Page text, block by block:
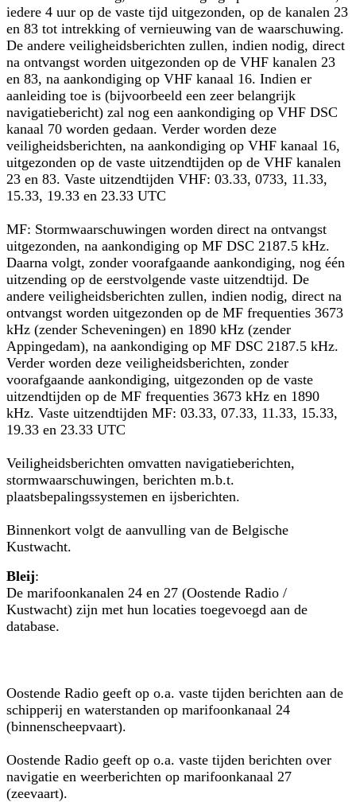
iedere 4 uur op de vaste tijd uitgezonden, op de kanalen 23
en 83 tot intrekking of vernieuwing van de waarschuwing.
De andere veiligheidsberichten zullen, indien nodig, direct
na ontvangst worden uitgezonden op de VHF kanalen 23
en 83, na aankondiging op VHF kanaal 16. Indien er
aanleiding toe is (bijvoorbeeld een zeer belangrijk
navigatiebericht) zal nog een aankondiging op VHF DSC
kanaal 70 worden gedaan. Verder worden deze
veiligheidsberichten, na aankondiging op VHF kanaal 16,
uitgezonden op de vaste uitzendtijden op de VHF kanalen
23 en 83. Vaste uitzendtijden VHF: 03.33, 0733, 11.33,
15.33, 19.33 en 23.33 UTC
MF: Stormwaarschuwingen worden direct na ontvangst
uitgezonden, na aankondiging op MF DSC 2187.5 kHz.
Daarna volgt, zonder voorafgaande aankondiging, nog één
uitzending op de eerstvolgende vaste uitzendtijd. De
andere veiligheidsberichten zullen, indien nodig, direct na
ontvangst worden uitgezonden op de MF frequenties 3673
kHz (zender Scheveningen) en 1890 kHz (zender
Appingedam), na aankondiging op MF DSC 2187.5 kHz.
Verder worden deze veiligheidsberichten, zonder
voorafgaande aankondiging, uitgezonden op de vaste
uitzendtijden op de MF frequenties 3673 kHz en 1890
kHz. Vaste uitzendtijden MF: 03.33, 07.33, 11.33, 15.33,
19.33 en 23.33 UTC
Veiligheidsberichten omvatten navigatieberichten,
stormwaarschuwingen, berichten m.b.t.
plaatsbepalingssystemen en ijsberichten.
Binnenkort volgt de aanvulling van de Belgische
Kustwacht.
Bleij:
De marifoonkanalen 24 en 27 (Oostende Radio /
Kustwacht) zijn met hun locaties toegevoegd aan de
database.
Oostende Radio geeft op o.a. vaste tijden berichten aan de
schipperij en waterstanden op marifoonkanaal 24
(binnenscheepvaart).
Oostende Radio geeft op o.a. vaste tijden berichten over
navigatie en weerberichten op marifoonkanaal 27
(zeevaart).